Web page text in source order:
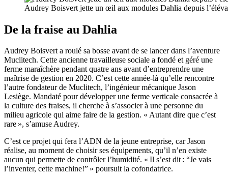
Audrey Boisvert jette un œil aux modules Dahlia depuis
De la fraise au Dahlia
Audrey Boisvert a roulé sa bosse avant de se lancer dans l’aventure
Muclitech. Cette ancienne travailleuse sociale a fondé et géré une
ferme maraîchère pendant quatre ans avant d’entreprendre une
maîtrise de gestion en 2020. C’est cette année-là qu’elle rencontre
l’autre fondateur de Muclitech, l’ingénieur mécanique Jason
Lesiège. Mandaté pour développer une ferme verticale consacrée à
la culture des fraises, il cherche à s’associer à une personne du
milieu agricole qui aime faire de la gestion. « Autant dire que c’est
rare », s’amuse Audrey.
C’est ce projet qui fera l’ADN de la jeune entreprise, car Jason
réalise, au moment de choisir ses équipements, qu’il n’en existe
aucun qui permette de contrôler l’humidité. « Il s’est dit : “Je vais
l’inventer, cette machine!” » poursuit la ​​​​cofondatrice.